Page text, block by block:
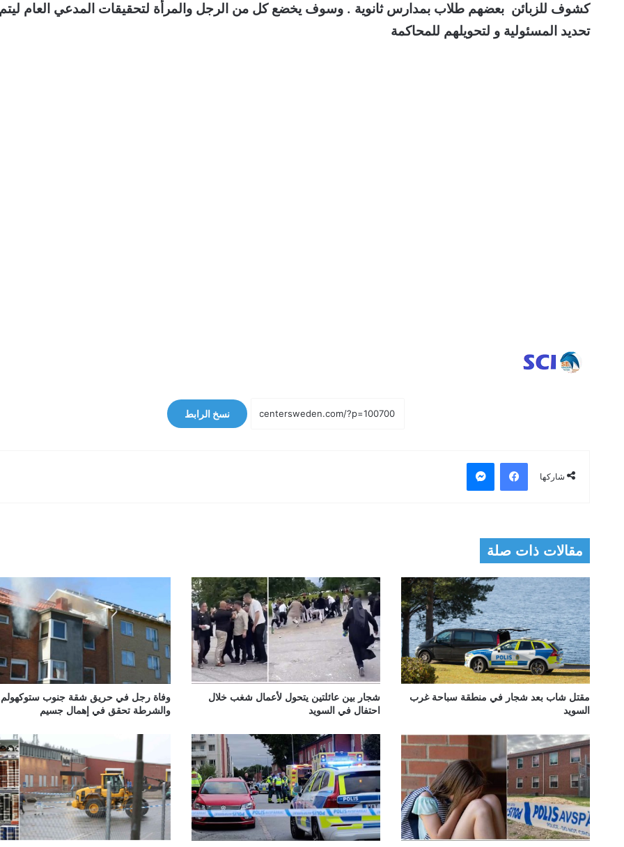
كشوف للزبائن بعضهم طلاب بمدارس ثانوية . وسوف يخضع كل من الرجل والمرأة لتحقيقات المدعي العام ليتم
تحديد المسئولية و لتحويلهم للمحاكمة
نسخ الرابط
شاركها
فيسبوك ماسنجر
مقالات ذات صلة
مقتل شاب بعد شجار في منطقة سباحة غرب
السويد
شجار بين عائلتين يتحول لأعمال شغب خلال
احتفال في السويد
وفاة رجل في حريق شقة جنوب
والشرطة تحقق في إهمال جسيم